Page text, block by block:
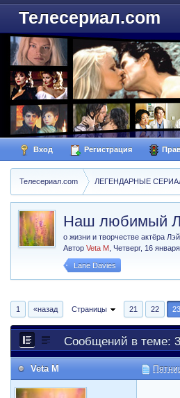
Телесериал.com
Вход Регистрация
Телесериал.com ЛЕГЕНДАРНЫЕ
Наш любимый
о жизни и творчестве актёра
АвторVeta M ,Четверг, 16
Lane Davies
1 «назад Страницы 21 22 23
Сообщений в теме:
Veta M